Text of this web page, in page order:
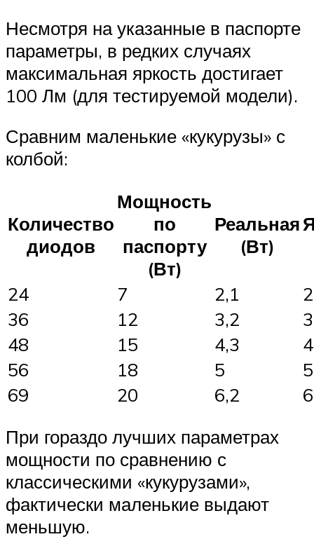
Несмотря на указанные в паспорте
параметры, в редких случаях
максимальная яркость достигает
100 Лм (для тестируемой модели).
Сравним маленькие «кукурузы» с
колбой:
Количество
диодов
Мощность
по
паспорту
(Вт)
Реальная
(Вт)
24 7 2,1
36
12 3,2
48
15 4,3
56
18 5
69
20 6,2
При гораздо лучших параметрах
мощности по сравнению с
классическими «кукурузами»,
фактически маленькие выдают
меньшую.